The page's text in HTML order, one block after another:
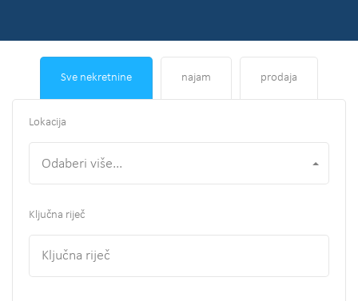
Sve nekretnine najam prodaja
Lokacija
Odaberi više...
Ključna riječ